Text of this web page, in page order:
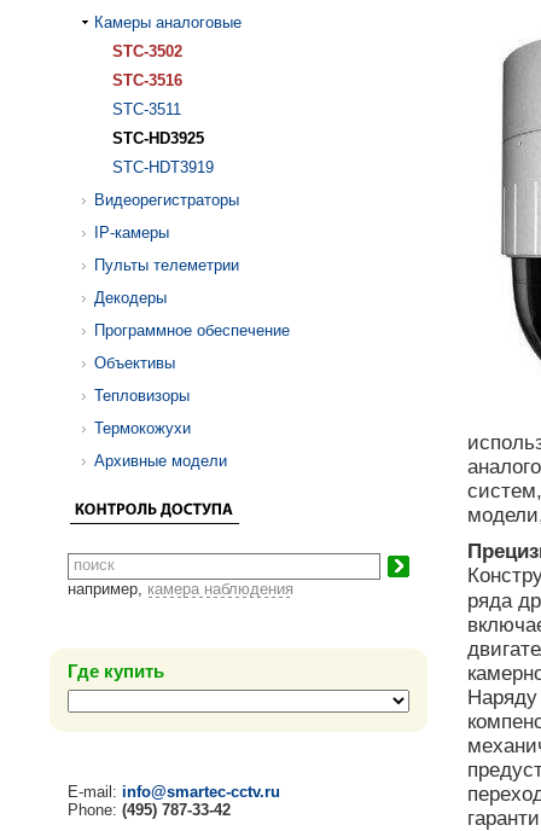
Камеры аналоговые
STC-3502
STC-3516
STC-3511
STC-HD3925
STC-HDT3919
Видеорегистраторы
IP-камеры
Пульты телеметрии
Декодеры
Программное обеспечение
Объективы
Тепловизоры
Термокожухи
Архивные модели
например, камера наблюдения
Где купить
E-mail: info@smartec-cctv.ru
Phone: (495) 787-33-42
ряда
Наряду